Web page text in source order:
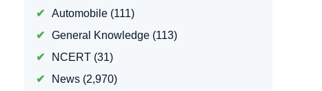
Automobile(111)
General Knowledge(113)
NCERT(31)
News(2,970)